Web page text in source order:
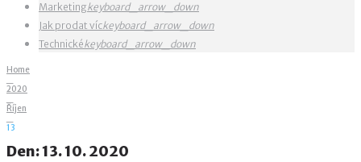
Marketingkeyboard_arrow_down
Jak prodat víckeyboard_arrow_down
Technickékeyboard_arrow_down
Home
2020
Říjen
13
Den:13. 10. 2020